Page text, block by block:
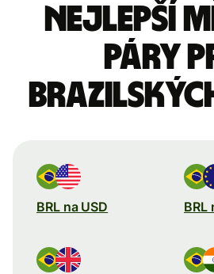
Nejlepší
páry
BRL na USD BRL